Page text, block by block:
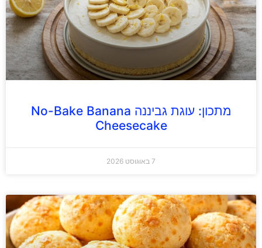
מתכון: עוגת גביננה No-Bake Banana
Cheesecake
7 באוגוסט 2026